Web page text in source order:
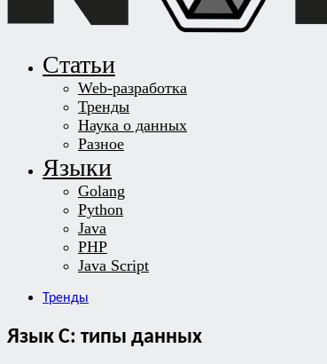
Статьи
Web-разработка
Тренды
Наука о данных
Разное
Языки
Golang
Python
Java
PHP
Java Script
Тренды
Язык С: типы данных